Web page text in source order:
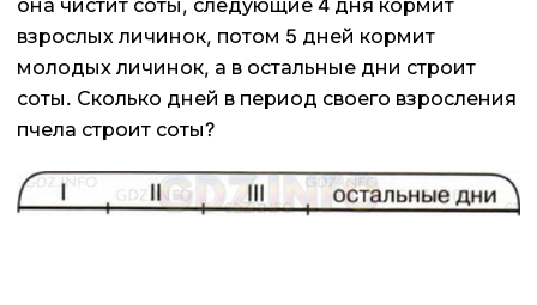
она чистит соты, следующие 4 дня кормит
взрослых личинок, потом 5 дней кормит
молодых личинок, а в остальные дни строит
соты. Сколько дней в период своего взросления
пчела строит соты?